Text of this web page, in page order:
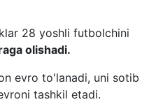
28 yoshli futbolchini
olishadi.
evro to'lanadi, uni sotib
tashkil etadi.